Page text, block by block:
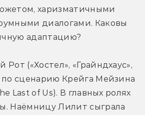
харизматичными
диалогами. Каковы
адаптацию?
(«Хостел», «Грайндхаус»,
по сценарию Крейга Мейзина
Last of Us). В главных ролях
Наёмницу Лилит сыграла